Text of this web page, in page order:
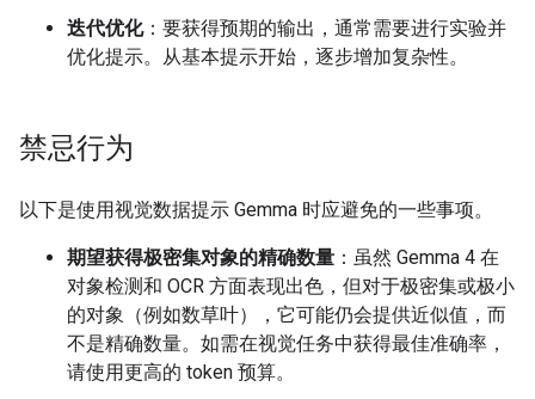
迭代优化：要获得预期的输出，通常需要进行实验并
优化提示。从基本提示开始，逐步增加复杂性。
禁忌行为
以下是使用视觉数据提示 Gemma 时应避免的一些事项。
期望获得极密集对象的精确数量 ：虽然 Gemma 4 在
对象检测和 OCR 方面表现出色，但对于极密集或极小
的对象（例如数草叶），它可能仍会提供近似值，而
不是精确数量。如需在视觉任务中获得最佳准确率，
请使用更高的 token 预算。